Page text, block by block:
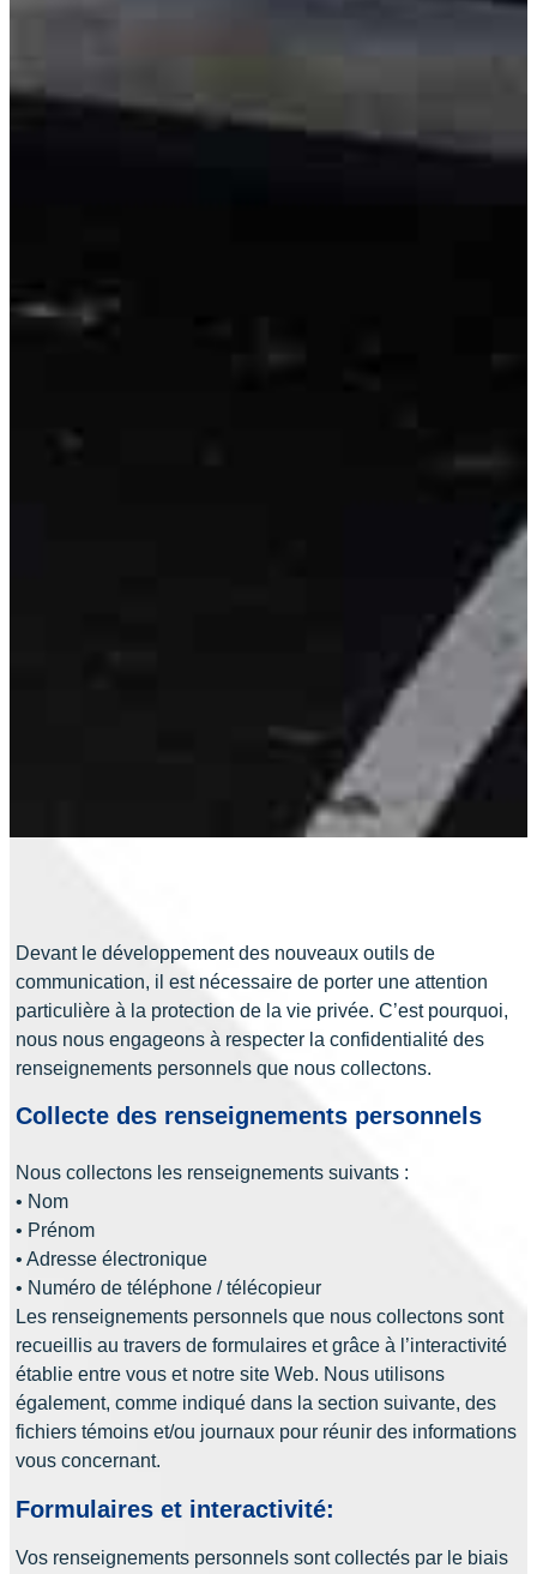
Devant le développement des nouveaux outils de
communication, il est nécessaire de porter une attention
particulière à la protection de la vie privée. C’est pourquoi,
nous nous engageons à respecter la confidentialité des
renseignements personnels que nous collectons.
Collecte des renseignements personnels
Nous collectons les renseignements suivants :
• Nom
• Prénom
• Adresse électronique
• Numéro de téléphone / télécopieur
Les renseignements personnels que nous collectons sont
recueillis au travers de formulaires et grâce à l’interactivité
établie entre vous et notre site Web. Nous utilisons
également, comme indiqué dans la section suivante, des
fichiers témoins et/ou journaux pour réunir des informations
vous concernant.
Formulaires et interactivité:
Vos renseignements personnels sont collectés par le biais